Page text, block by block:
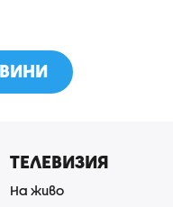
ТЕЛЕВИЗИЯ
На живо